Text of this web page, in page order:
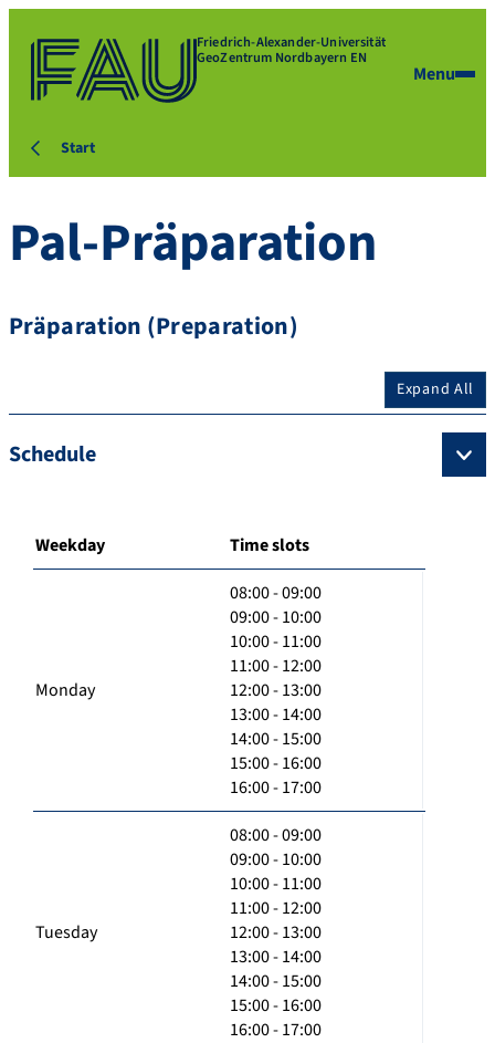
Friedrich-Alexander-Universität
GeoZentrum Nordbayern EN
Menu
Start
Pal-Präparation
Präparation (Preparation)
Expand All
Schedule
Weekday Time slots
Monday
08:00 - 09:00
09:00 - 10:00
10:00 - 11:00
11:00 - 12:00
12:00 - 13:00
13:00 - 14:00
14:00 - 15:00
15:00 - 16:00
16:00 - 17:00
Tuesday
08:00 - 09:00
09:00 - 10:00
10:00 - 11:00
11:00 - 12:00
12:00 - 13:00
13:00 - 14:00
14:00 - 15:00
15:00 - 16:00
16:00 - 17:00